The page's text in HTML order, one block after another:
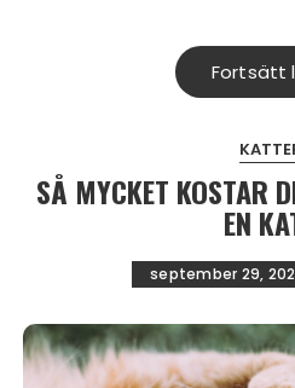
Fortsätt
SÅ MYCKET KOSTAR
EN
september 29,